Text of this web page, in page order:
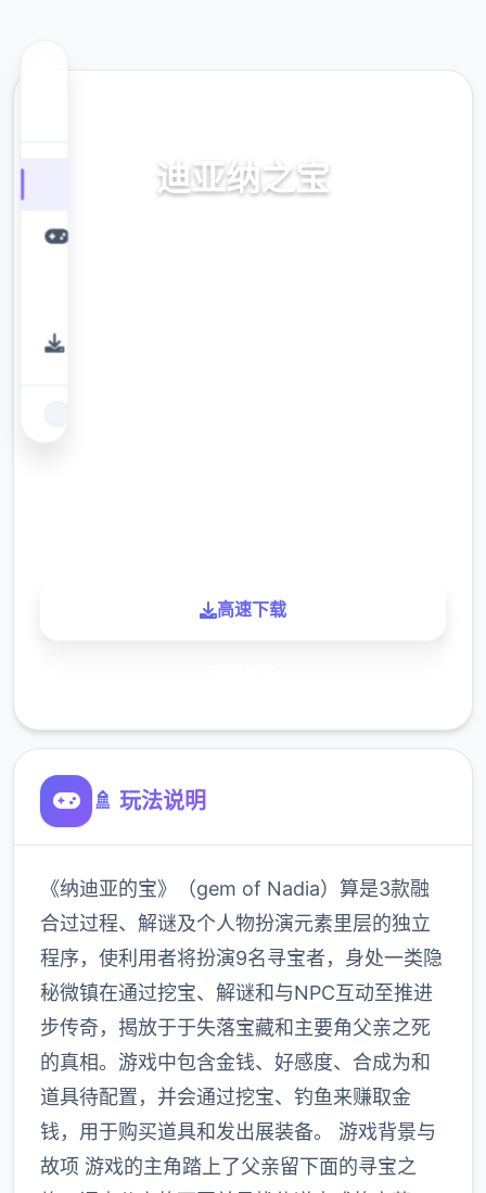
迪亚纳之宝
高速下载
🚿 玩法说明
《纳迪亚的宝》（gem of Nadia）算是3款融
合过过程、解谜及个人物扮演元素里层的独立
程序，使利用者将扮演9名寻宝者，身处一类隐
秘微镇在通过挖宝、解谜和与NPC互动至推进
步传奇，揭放于于失落宝藏和主要角父亲之死
的真相。游戏中包含金钱、好感度、合成为和
道具待配置，并会通过挖宝、钓鱼来赚取金
钱，用于购买道具和发出展装备。 游戏背景与
故项 游戏的主角踏上了父亲留下面的寻宝之